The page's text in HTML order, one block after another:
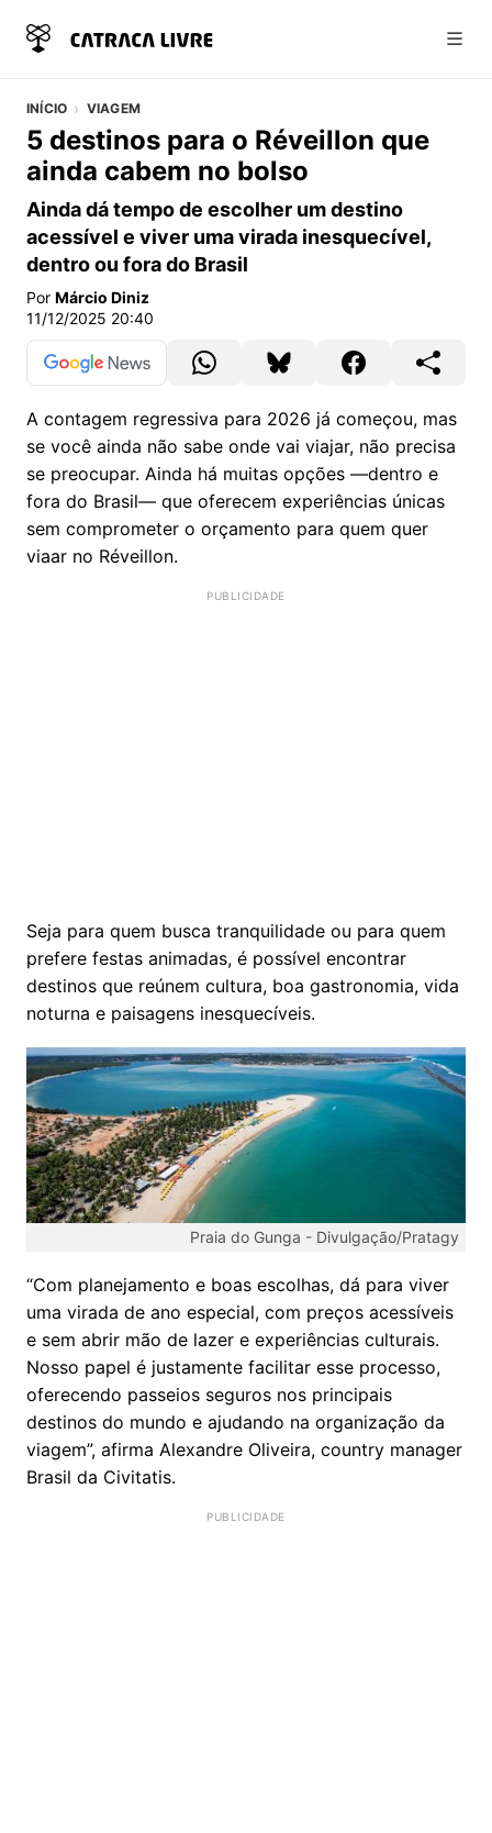
INÍCIO VIAGEM
5 destinos para o Réveillon que
ainda cabem no bolso
Ainda dá tempo de escolher um destino
acessível e viver uma virada inesquecível,
dentro ou fora do Brasil
Por Márcio Diniz
11/12/2025 20:40
A contagem regressiva para 2026 já começou, mas
se você ainda não sabe onde vai viajar, não precisa
se preocupar. Ainda há muitas opções —dentro e
fora do Brasil— que oferecem experiências únicas
sem comprometer o orçamento para quem quer
viaar no Réveillon.
Seja para quem busca tranquilidade ou para quem
prefere festas animadas, é possível encontrar
destinos que reúnem cultura, boa gastronomia, vida
noturna e paisagens inesquecíveis.
Praia do Gunga - Divulgação/Pratagy
“Com planejamento e boas escolhas, dá para viver
uma virada de ano especial, com preços acessíveis
e sem abrir mão de lazer e experiências culturais.
Nosso papel é justamente facilitar esse processo,
oferecendo passeios seguros nos principais
destinos do mundo e ajudando na organização da
viagem”, afirma Alexandre Oliveira, country manager
Brasil da Civitatis.